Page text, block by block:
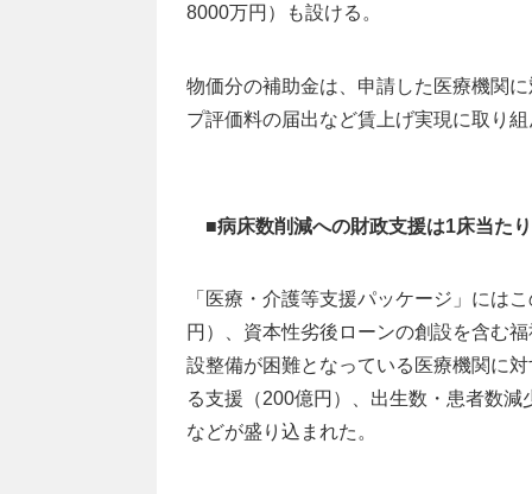
8000万円）も設ける。
物価分の補助金は、申請した医療機関
プ評価料の届出など賃上げ実現に取り
■病床数削減への財政支援は1床当た
「医療・介護等支援パッケージ」には
円）、資本性劣後ローンの創設を含む
設整備が困難となっている医療機関に
る支援（200億円）、出生数・患者数
などが盛り込まれた。